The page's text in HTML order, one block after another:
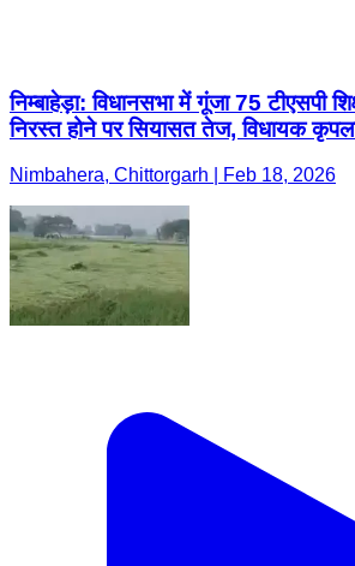
निम्बाहेड़ा: विधानसभा में गूंजा 75 टीएसपी
निरस्त होने पर सियासत तेज, विधायक
Nimbahera, Chittorgarh | Feb 18, 2026